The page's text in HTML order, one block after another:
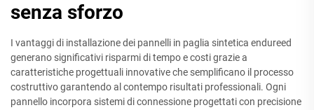
senza sforzo
I vantaggi di installazione dei pannelli in paglia sintetica endureed
generano significativi risparmi di tempo e costi grazie a
caratteristiche progettuali innovative che semplificano il processo
costruttivo garantendo al contempo risultati professionali. Ogni
pannello incorpora sistemi di connessione progettati con precisione